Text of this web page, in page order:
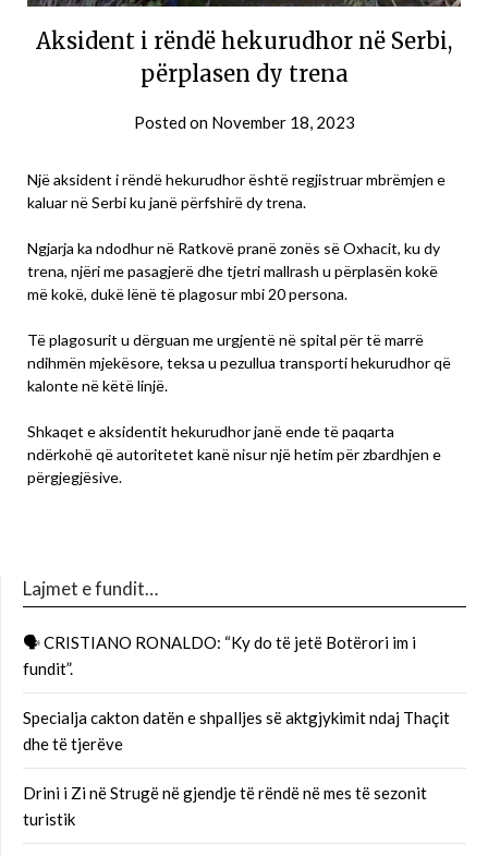
Aksident i rëndë hekurudhor në Serbi,
përplasen dy trena
Posted on November 18, 2023
Një aksident i rëndë hekurudhor është regjistruar mbrëmjen e
kaluar në Serbi ku janë përfshirë dy trena.
Ngjarja ka ndodhur në Ratkovë pranë zonës së Oxhacit, ku dy
trena, njëri me pasagjerë dhe tjetri mallrash u përplasën kokë
më kokë, dukë lënë të plagosur mbi 20 persona.
Të plagosurit u dërguan me urgjentë në spital për të marrë
ndihmën mjekësore, teksa u pezullua transporti hekurudhor që
kalonte në këtë linjë.
Shkaqet e aksidentit hekurudhor janë ende të paqarta
ndërkohë që autoritetet kanë nisur një hetim për zbardhjen e
përgjegjësive.
Lajmet e fundit…
🗣 CRISTIANO RONALDO: “Ky do të jetë Botërori im i
fundit”.
Specialja cakton datën e shpalljes së aktgjykimit ndaj Thaçit
dhe të tjerëve
Drini i Zi në Strugë në gjendje të rëndë në mes të sezonit
turistik